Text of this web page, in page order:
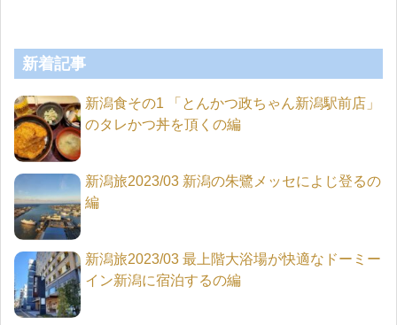
新着記事
新潟食その1 「とんかつ政ちゃん新潟駅前店」
のタレかつ丼を頂くの編
新潟旅2023/03 新潟の朱鷺メッセによじ登るの
編
新潟旅2023/03 最上階大浴場が快適なドーミー
イン新潟に宿泊するの編